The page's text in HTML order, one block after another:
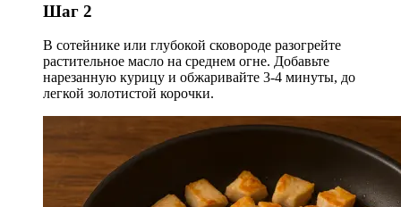
Шаг 2
В сотейнике или глубокой сковороде разогрейте
растительное масло на среднем огне. Добавьте
нарезанную курицу и обжаривайте 3-4 минуты, до
легкой золотистой корочки.